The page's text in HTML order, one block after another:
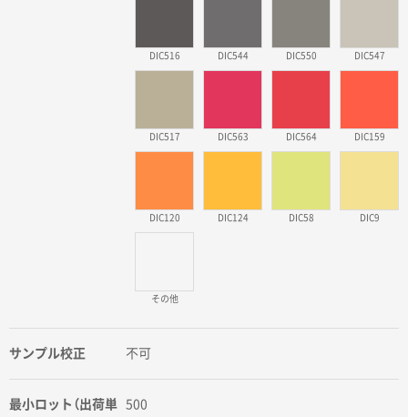
DIC516 DIC544 DIC550 DIC547
DIC517 DIC563 DIC564 DIC159
DIC120 DIC124 DIC58 DIC9
その他
サンプル校正 不可
最小ロット（出荷単
500